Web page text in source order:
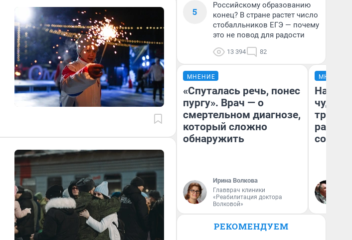
5
Российскому образованию
конец? В стране растет число
стобалльников ЕГЭ — почему
это не повод для радости
13 394 82
МНЕНИЕ
«Спуталась речь, понес
пургу». Врач — о
смертельном диагнозе,
который сложно
обнаружить
Ирина Волкова
Главврач клиники
«Реабилитация доктора
Волковой»
МНЕНИЕ
чудом
РЕКОМЕНДУЕМ